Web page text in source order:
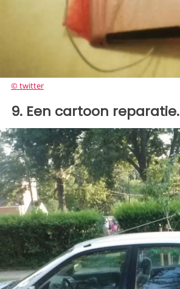
© twitter
9. Een cartoon reparatie.